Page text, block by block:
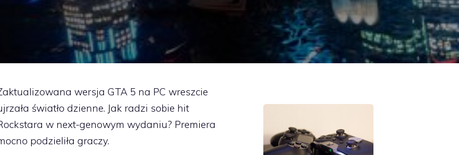
wersja GTA 5 na PC wreszcie
światło dzienne. Jak radzi sobie hit
w next-genowym wydaniu? Premiera
podzieliła graczy.